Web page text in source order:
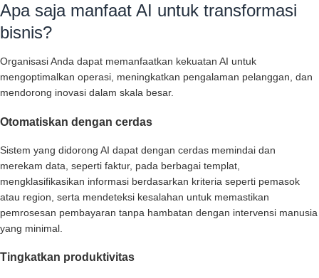
Apa saja manfaat AI untuk transformasi
bisnis?
Organisasi Anda dapat memanfaatkan kekuatan AI untuk
mengoptimalkan operasi, meningkatkan pengalaman pelanggan, dan
mendorong inovasi dalam skala besar.
Otomatiskan dengan cerdas
Sistem yang didorong AI dapat dengan cerdas memindai dan
merekam data, seperti faktur, pada berbagai templat,
mengklasifikasikan informasi berdasarkan kriteria seperti pemasok
atau region, serta mendeteksi kesalahan untuk memastikan
pemrosesan pembayaran tanpa hambatan dengan intervensi manusia
yang minimal.
Tingkatkan produktivitas